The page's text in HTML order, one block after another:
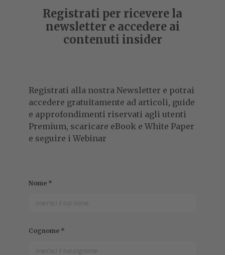
Registrati per ricevere la
newsletter e accedere ai
contenuti insider
Registrati alla nostra Newsletter e potrai
accedere gratuitamente ad articoli, guide
e approfondimenti riservati agli utenti
Premium, scaricare eBook e White Paper
e seguire i Webinar
Nome *
Cognome *